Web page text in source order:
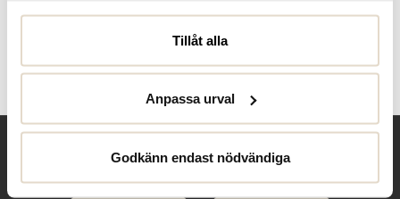
Tillåt alla
Anpassa urval
Godkänn endast nödvändiga
Behöver du hjälp?